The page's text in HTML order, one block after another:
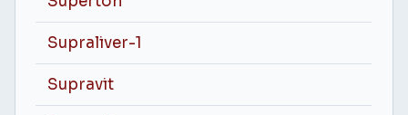
Supraliver-1
Supravit